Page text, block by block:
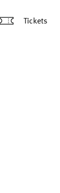
Tickets